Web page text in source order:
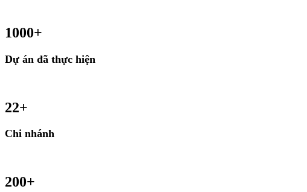
1000+
Dự án đã thực hiện
22+
Chi nhánh
200+